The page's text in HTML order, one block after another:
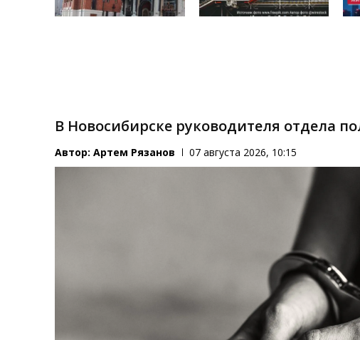
В Новосибирске руководителя отдела
Автор:Артем Рязанов 07 августа 2026, 10:15